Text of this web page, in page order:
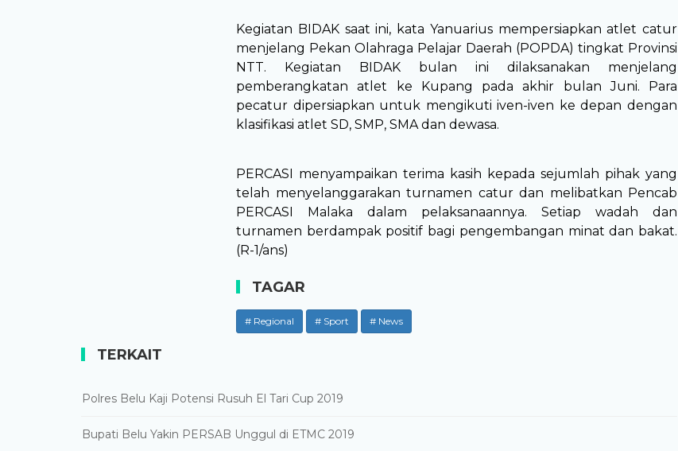
Kegiatan BIDAK saat ini, kata Yanuarius mempersiapkan atlet catur
menjelang Pekan Olahraga Pelajar Daerah (POPDA) tingkat Provinsi
NTT. Kegiatan BIDAK bulan ini dilaksanakan menjelang
pemberangkatan atlet ke Kupang pada akhir bulan Juni. Para
pecatur dipersiapkan untuk mengikuti iven-iven ke depan dengan
klasifikasi atlet SD, SMP, SMA dan dewasa.
PERCASI menyampaikan terima kasih kepada sejumlah pihak yang
telah menyelanggarakan turnamen catur dan melibatkan Pencab
PERCASI Malaka dalam pelaksanaannya. Setiap wadah dan
turnamen berdampak positif bagi pengembangan minat dan bakat.
(R-1/ans)
TAGAR
# Regional # Sport # News
TERKAIT
Polres Belu Kaji Potensi Rusuh El Tari Cup 2019
Bupati Belu Yakin PERSAB Unggul di ETMC 2019